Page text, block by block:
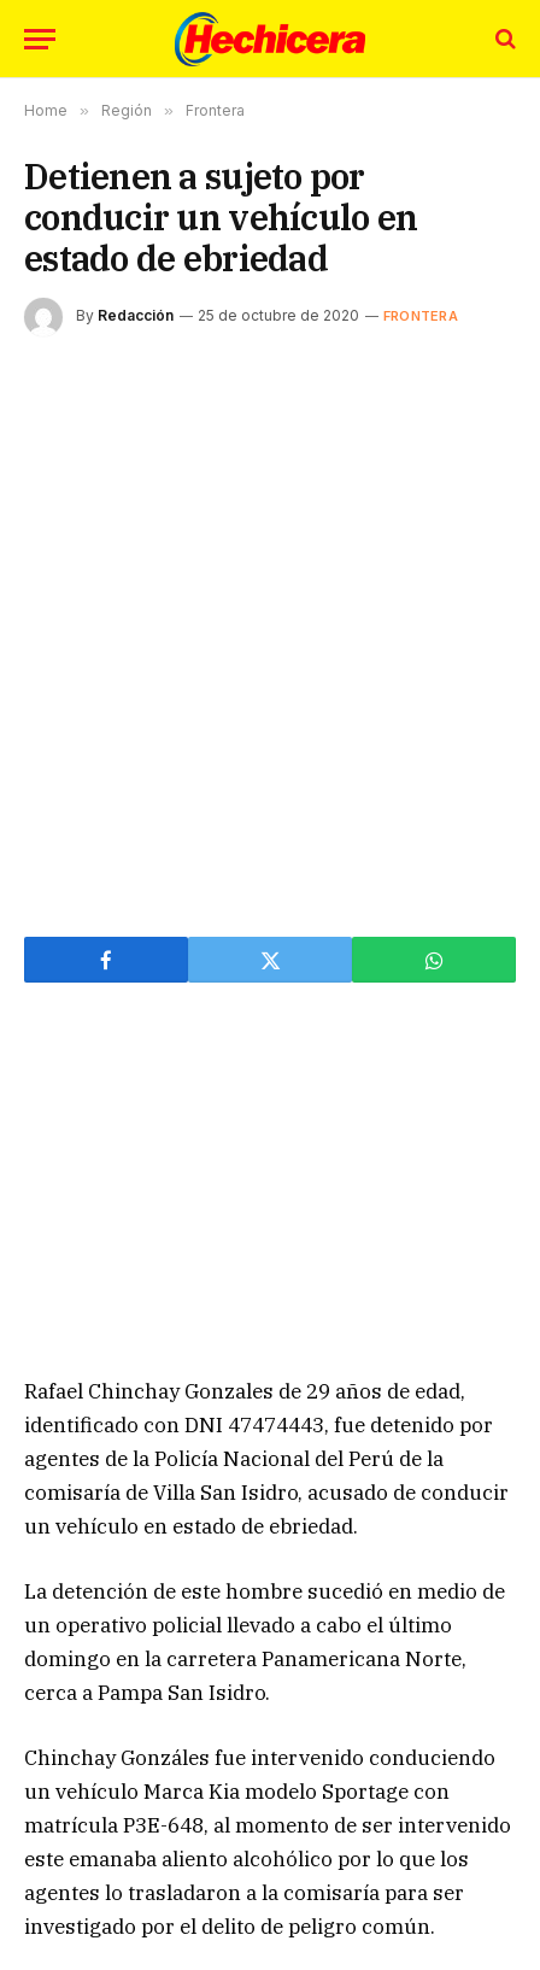
Home » Región » Frontera
Detienen a sujeto por
conducir un vehículo en
estado de ebriedad
By Redacción 25 de octubre de 2020 FRONTERA
Rafael Chinchay Gonzales de 29 años de edad,
identificado con DNI 47474443, fue detenido por
agentes de la Policía Nacional del Perú de la
comisaría de Villa San Isidro, acusado de conducir
un vehículo en estado de ebriedad.
La detención de este hombre sucedió en medio de
un operativo policial llevado a cabo el último
domingo en la carretera Panamericana Norte,
cerca a Pampa San Isidro.
Chinchay Gonzáles fue intervenido conduciendo
un vehículo Marca Kia modelo Sportage con
matrícula P3E-648, al momento de ser intervenido
este emanaba aliento alcohólico por lo que los
agentes lo trasladaron a la comisaría para ser
investigado por el delito de peligro común.